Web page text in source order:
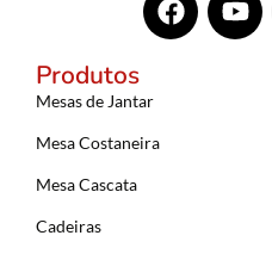
Produtos
Mesas de Jantar
Mesa Costaneira
Mesa Cascata
Cadeiras